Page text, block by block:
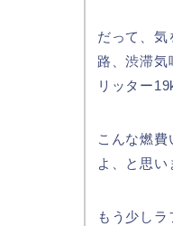
だって、気
路、渋滞
リッター
こんな燃
よ、と思い
もう少し